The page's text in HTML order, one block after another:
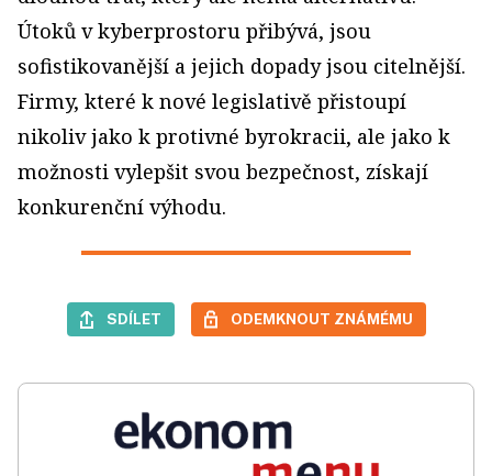
Útoků v kyberprostoru přibývá, jsou
sofistikovanější a jejich dopady jsou citelnější.
Firmy, které k nové legislativě přistoupí
nikoliv jako k protivné byrokracii, ale jako k
možnosti vylepšit svou bezpečnost, získají
konkurenční výhodu.
SDÍLET ODEMKNOUT ZNÁMÉMU